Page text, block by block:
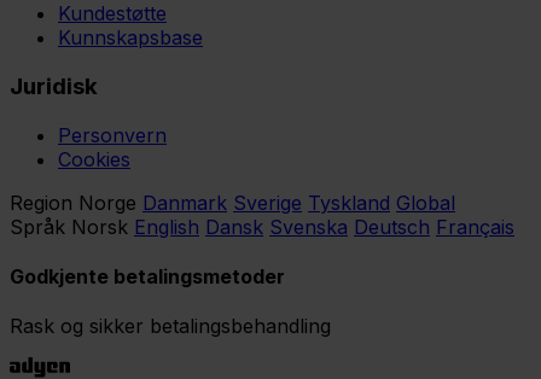
Kundestøtte
Kunnskapsbase
Juridisk
Personvern
Cookies
Region Norge Danmark Sverige Tyskland Global
Språk Norsk English Dansk Svenska Deutsch Français
Godkjente betalingsmetoder
Rask og sikker betalingsbehandling